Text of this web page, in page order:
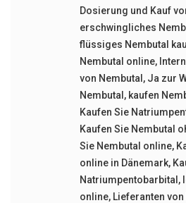
Dosierung und Kauf
erschwingliches
flüssiges Nembutal
Nembutal online,
von Nembutal , Ja zur
Nembutal , kaufen
Kaufen Sie
Kaufen Sie Nembutal
Sie Nembutal online,
online in Dänemark,
Natriumpentobarbital ,
online, Lieferanten